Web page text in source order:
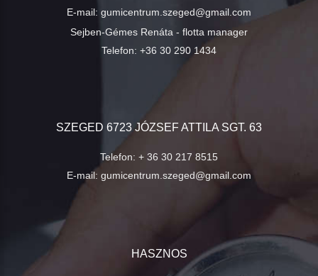
E-mail: gumicentrum.szeged@gmail.com
Sejben-Gémes Renáta - flotta manager
Telefon: +36 30 290 1434
SZEGED 6723 JÓZSEF ATTILA SGT. 63
Telefon: + 36 30 217 8515
E-mail: gumicentrum.szeged@gmail.com
HASZNOS